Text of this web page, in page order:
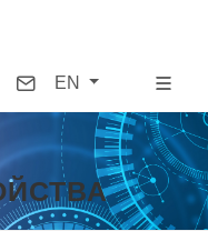
Contact
EN